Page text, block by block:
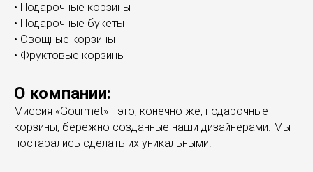
• Подарочные корзины
• Подарочные букеты
• Овощные корзины
• Фруктовые корзины
О компании:
Миссия «Gourmet» - это, конечно же, подарочные
корзины, бережно созданные наши дизайнерами. Мы
постарались сделать их уникальными.